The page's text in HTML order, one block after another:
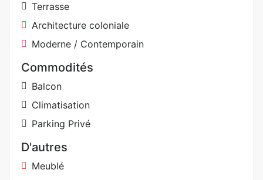
Terrasse
Architecture coloniale
Moderne / Contemporain
Commodités
Balcon
Climatisation
Parking Privé
D'autres
Meublé